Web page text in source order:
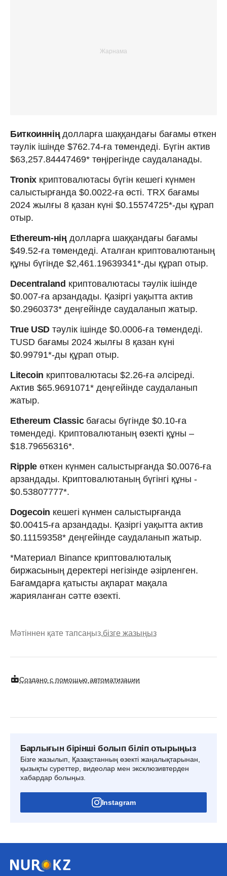
Биткоинніңдолларға шаққандағы бағамы өткен
тәулік ішінде $762.74-ға төмендеді. Бүгін актив
$63,257.84447469* төңірегінде саудаланады.
Tronixкриптовалютасы бүгін кешегі күнмен
салыстырғанда $0.0022-ға өсті. TRX бағамы
2024 жылғы 8 қазан күні $0.15574725*-ды құрап
отыр.
Ethereum-ніңдолларға шаққандағы бағамы
$49.52-ға төмендеді. Аталған криптовалютаның
құны бүгінде $2,461.19639341*-ды құрап отыр.
Decentraland криптовалютасы тәулік ішінде
$0.007-ға арзандады. Қазіргі уақытта актив
$0.2960373* деңгейінде саудаланып жатыр.
True USD тәулік ішінде $0.0006-ға төмендеді.
TUSD бағамы 2024 жылғы 8 қазан күні
$0.99791*-ды құрап отыр.
Litecoin криптовалютасы $2.26-ға әлсіреді.
Актив $65.9691071* деңгейінде саудаланып
жатыр.
Ethereum Classicбағасы бүгінде $0.10-ға
төмендеді. Криптовалютаның өзекті құны –
$18.79656316*.
Rippleөткен күнмен салыстырғанда $0.0076-ға
арзандады. Криптовалютаның бүгінгі құны -
$0.53807777*.
Dogecoin кешегі күнмен салыстырғанда
$0.00415-ға арзандады. Қазіргі уақытта актив
$0.11159358* деңгейінде саудаланып жатыр.
*Материал Binance криптовалюталық
биржасының деректері негізінде әзірленген.
Бағамдарға қатысты ақпарат мақала
жарияланған сәтте өзекті.
Мәтіннен қате тапсаңыз,бізге жазыңыз
Создано с помощью автоматизации
Барлығын бірінші болып біліп отырыңыз
Бізге жазылып, Қазақстанның өзекті жаңалықтарынан,
қызықты суреттер, видеолар мен эксклюзивтерден
хабардар болыңыз.
Instagram